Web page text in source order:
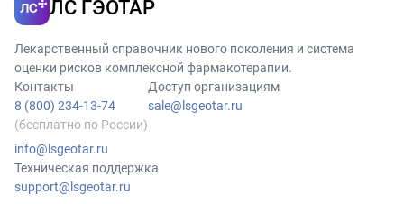
ЛС ГЭОТАР
Лекарственный справочник нового поколения и система
оценки рисков комплексной фармакотерапии.
Контакты
8 (800) 234-13-74
(бесплатно по России)
info@lsgeotar.ru
Доступ организациям
sale@lsgeotar.ru
Техническая поддержка
support@lsgeotar.ru